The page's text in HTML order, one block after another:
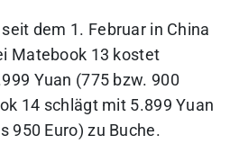
dem 1. Februar in China
Matebook 13 kostet
Yuan (775 bzw. 900
14 schlägt mit 5.899 Yuan
950 Euro) zu Buche.